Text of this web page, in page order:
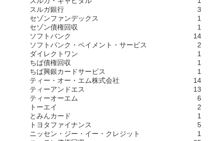
スルガ銀行
3
セゾンファンデックス
1
セゾン債権回収
1
ソフトバンク
14
ソフトバンク・ペイメント・サービス
2
ダイレクトワン
1
ちば債権回収
1
ちば興銀カードサービス
1
ティー・オー・エム株式会社
14
ティーアンドエス
13
ティーオーエム
6
トーエイ
2
とみんカード
1
トヨタファイナンス
5
ニッセン・ジー・イー・クレジット
1